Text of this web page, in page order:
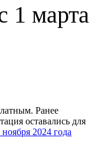
1 марта
Ранее
оставались для
2024 года